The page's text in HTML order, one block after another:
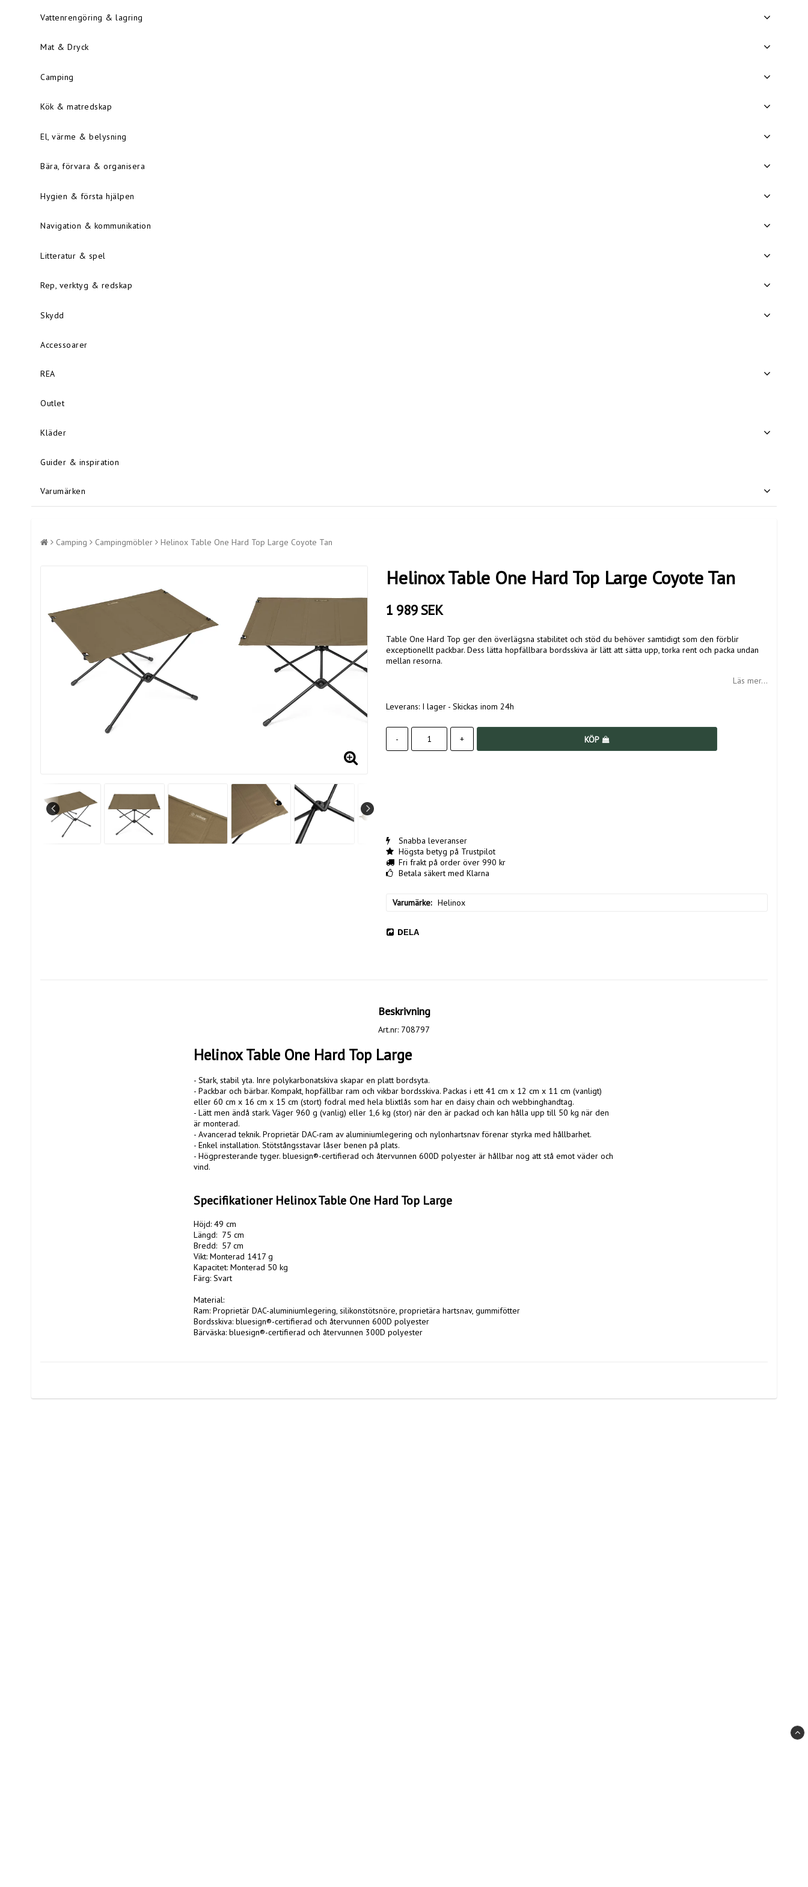
Vattenrengöring & lagring
Mat & Dryck
Camping
Kök & matredskap
El, värme & belysning
Bära, förvara & organisera
Hygien & första hjälpen
Navigation & kommunikation
Litteratur & spel
Rep, verktyg & redskap
Skydd
Accessoarer
REA
Outlet
Kläder
Guider & inspiration
Varumärken
Camping Campingmöbler Helinox Table One Hard Top Large Coyote Tan
Helinox Table One Hard Top Large Coyote Tan
1 989 SEK
Table One Hard Top ger den överlägsna stabilitet och stöd du behöver samtidigt som den förblir
exceptionellt packbar. Dess lätta hopfällbara bordsskiva är lätt att sätta upp, torka rent och packa undan
mellan resorna.
Läs mer...
Leverans: I lager - Skickas inom 24h
- + KÖP
Snabba leveranser
Högsta betyg på Trustpilot
Fri frakt på order över 990 kr
Betala säkert med Klarna
Varumärke Helinox
DELA
Beskrivning
Art.nr: 708797
Helinox Table One Hard Top Large
- Stark, stabil yta. Inre polykarbonatskiva skapar en platt bordsyta.
- Packbar och bärbar. Kompakt, hopfällbar ram och vikbar bordsskiva. Packas i ett 41 cm x 12 cm x 11 cm (vanligt)
eller 60 cm x 16 cm x 15 cm (stort) fodral med hela blixtlås som har en daisy chain och webbinghandtag.
- Lätt men ändå stark. Väger 960 g (vanlig) eller 1,6 kg (stor) när den är packad och kan hålla upp till 50 kg när den
är monterad.
- Avancerad teknik. Proprietär DAC-ram av aluminiumlegering och nylonhartsnav förenar styrka med hållbarhet.
- Enkel installation. Stötstångsstavar låser benen på plats.
- Högpresterande tyger. bluesign®-certifierad och återvunnen 600D polyester är hållbar nog att stå emot väder och
vind.
Specifikationer Helinox Table One Hard Top Large
Höjd: 49 cm
Längd:  75 cm
Bredd:  57 cm
Vikt: Monterad 1417 g
Kapacitet: Monterad 50 kg
Färg: Svart
Material:
Ram: Proprietär DAC-aluminiumlegering, silikonstötsnöre, proprietära hartsnav, gummifötter
Bordsskiva: bluesign®-certifierad och återvunnen 600D polyester
Bärväska: bluesign®-certifierad och återvunnen 300D polyester